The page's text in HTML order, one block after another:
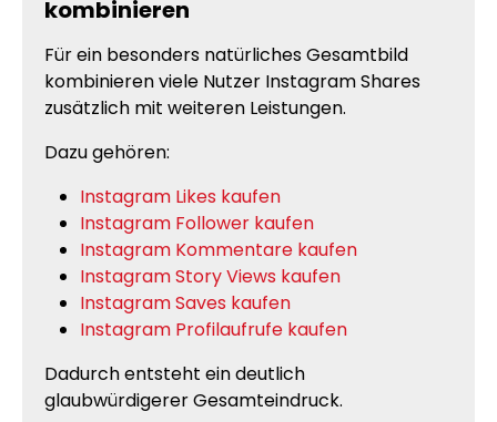
kombinieren
Für ein besonders natürliches Gesamtbild
kombinieren viele Nutzer Instagram Shares
zusätzlich mit weiteren Leistungen.
Dazu gehören:
Instagram Likes kaufen
Instagram Follower kaufen
Instagram Kommentare kaufen
Instagram Story Views kaufen
Instagram Saves kaufen
Instagram Profilaufrufe kaufen
Dadurch entsteht ein deutlich
glaubwürdigerer Gesamteindruck.